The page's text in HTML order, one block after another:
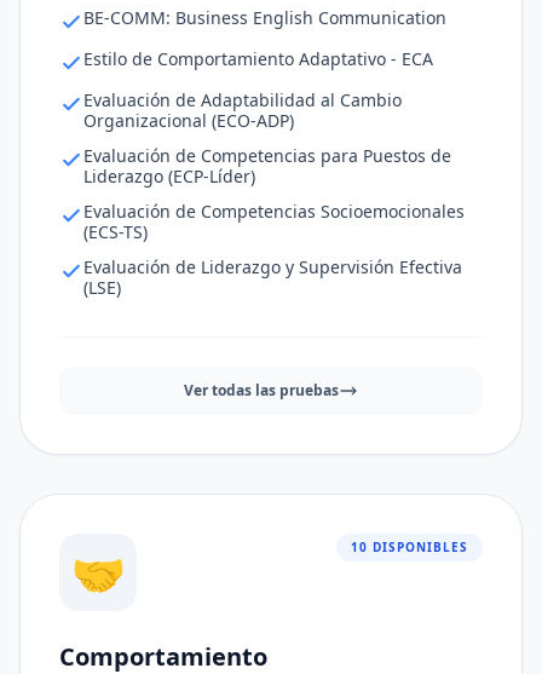
BE-COMM: Business English Communication
Estilo de Comportamiento Adaptativo - ECA
Evaluación de Adaptabilidad al Cambio
Organizacional (ECO-ADP)
Evaluación de Competencias para Puestos de
Liderazgo (ECP-Líder)
Evaluación de Competencias Socioemocionales
(ECS-TS)
Evaluación de Liderazgo y Supervisión Efectiva
(LSE)
Ver todas las pruebas
🤝 10 DISPONIBLES
Comportamiento